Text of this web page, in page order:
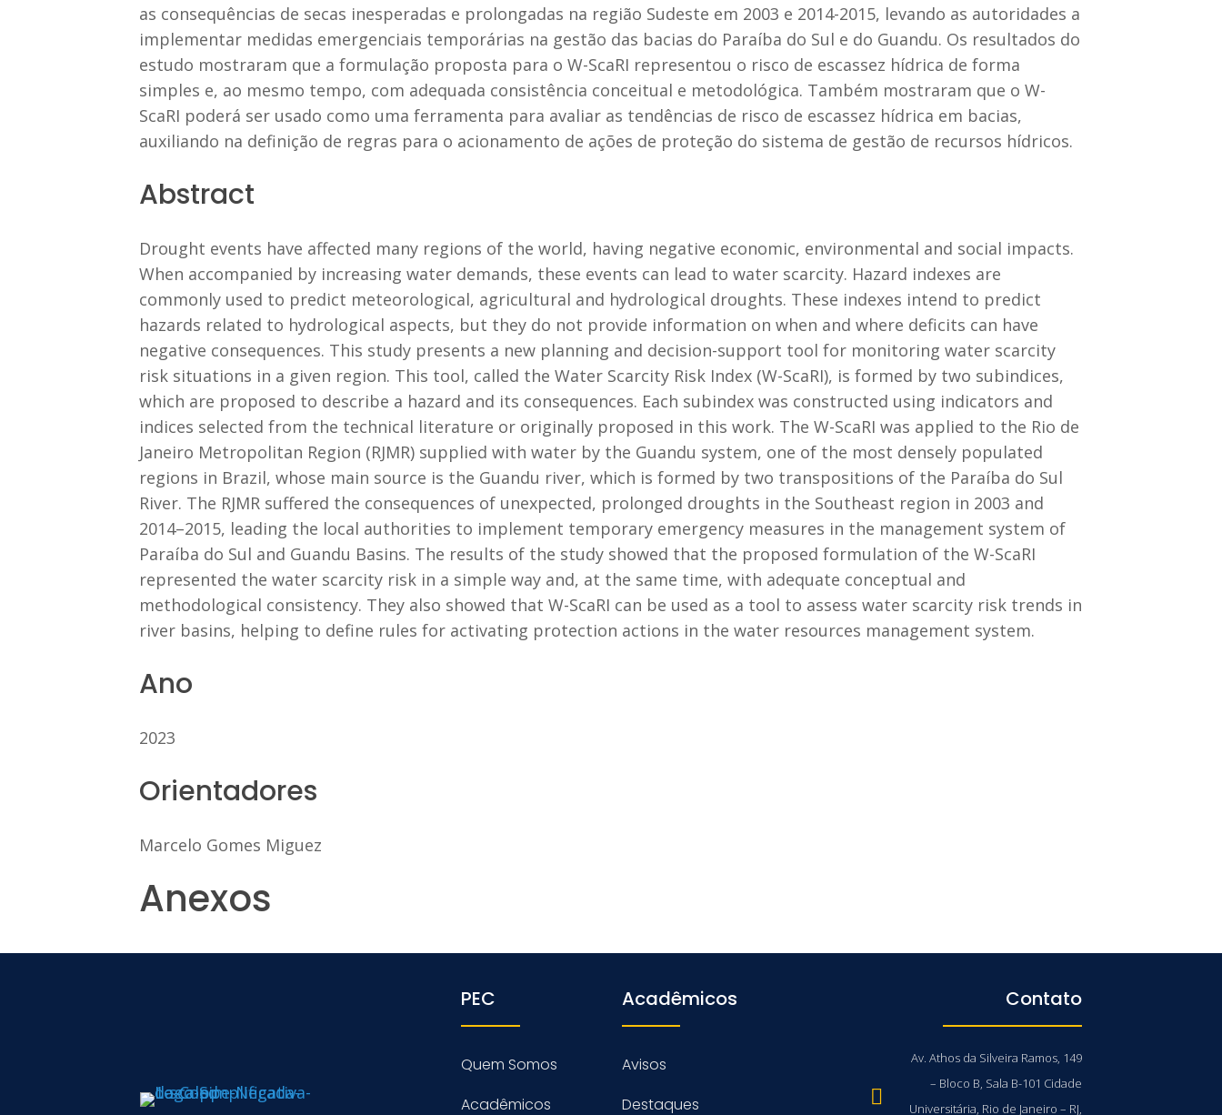
as consequências de secas inesperadas e prolongadas na região Sudeste em 2003 e 2014-2015, levando as autoridades a
implementar medidas emergenciais temporárias na gestão das bacias do Paraíba do Sul e do Guandu. Os resultados do
estudo mostraram que a formulação proposta para o W-ScaRI representou o risco de escassez hídrica de forma
simples e, ao mesmo tempo, com adequada consistência conceitual e metodológica. Também mostraram que o W-
ScaRI poderá ser usado como uma ferramenta para avaliar as tendências de risco de escassez hídrica em bacias,
auxiliando na definição de regras para o acionamento de ações de proteção do sistema de gestão de recursos hídricos.
Abstract
Drought events have affected many regions of the world, having negative economic, environmental and social impacts.
When accompanied by increasing water demands, these events can lead to water scarcity. Hazard indexes are
commonly used to predict meteorological, agricultural and hydrological droughts. These indexes intend to predict
hazards related to hydrological aspects, but they do not provide information on when and where deficits can have
negative consequences. This study presents a new planning and decision-support tool for monitoring water scarcity
risk situations in a given region. This tool, called the Water Scarcity Risk Index (W-ScaRI), is formed by two subindices,
which are proposed to describe a hazard and its consequences. Each subindex was constructed using indicators and
indices selected from the technical literature or originally proposed in this work. The W-ScaRI was applied to the Rio de
Janeiro Metropolitan Region (RJMR) supplied with water by the Guandu system, one of the most densely populated
regions in Brazil, whose main source is the Guandu river, which is formed by two transpositions of the Paraíba do Sul
River. The RJMR suffered the consequences of unexpected, prolonged droughts in the Southeast region in 2003 and
2014–2015, leading the local authorities to implement temporary emergency measures in the management system of
Paraíba do Sul and Guandu Basins. The results of the study showed that the proposed formulation of the W-ScaRI
represented the water scarcity risk in a simple way and, at the same time, with adequate conceptual and
methodological consistency. They also showed that W-ScaRI can be used as a tool to assess water scarcity risk trends in
river basins, helping to define rules for activating protection actions in the water resources management system.
Ano
2023
Orientadores
Marcelo Gomes Miguez
Anexos
PEC
Quem Somos
Acadêmicos
Acadêmicos
Avisos
Destaques
Contato
Av. Athos da Silveira Ramos, 149
– Bloco B, Sala B-101 Cidade
Universitária, Rio de Janeiro – RJ,